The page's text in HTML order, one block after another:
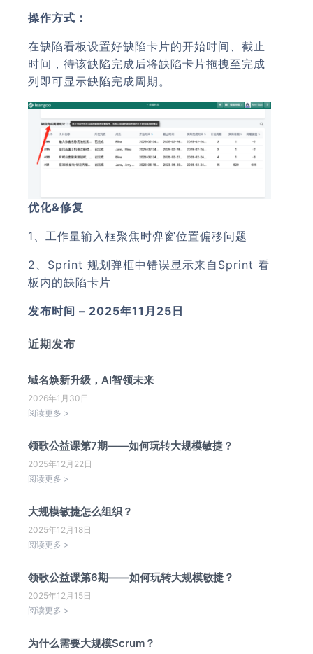
操作方式：
在缺陷看板设置好缺陷卡片的开始时间、截止
时间，待该缺陷完成后将缺陷卡片拖拽至完成
列即可显示缺陷完成周期。
优化&修复
1、工作量输入框聚焦时弹窗位置偏移问题
2、Sprint 规划弹框中错误显示来自Sprint 看
板内的缺陷卡片
发布时间 – 2025年11月25日
近期发布
域名焕新升级，AI智领未来
2026年1月30日
阅读更多 >
领歌公益课第7期——如何玩转大规模敏捷？
2025年12月22日
阅读更多 >
大规模敏捷怎么组织？
2025年12月18日
阅读更多 >
领歌公益课第6期——如何玩转大规模敏捷？
2025年12月15日
阅读更多 >
为什么需要大规模Scrum？